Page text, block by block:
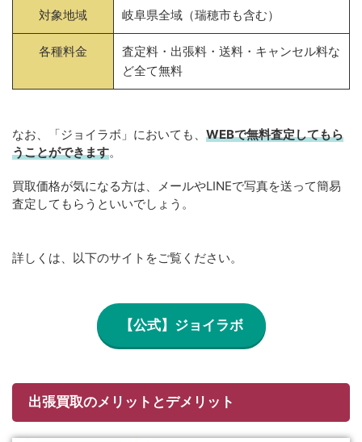
対象地域 岐阜県全域（瑞穂市も含む）
各種料金
査定料・出張料・送料・キャンセル料な
ど全て無料
なお、「ジョイラボ」においても、 WEBで無料査定してもら
うことができます。
買取価格が気になる方は、メールやLINEで写真を送って簡易
査定してもらうといいでしょう。
詳しくは、以下のサイトをご覧ください。
【公式】ジョイラボ
出張買取のメリットとデメリット